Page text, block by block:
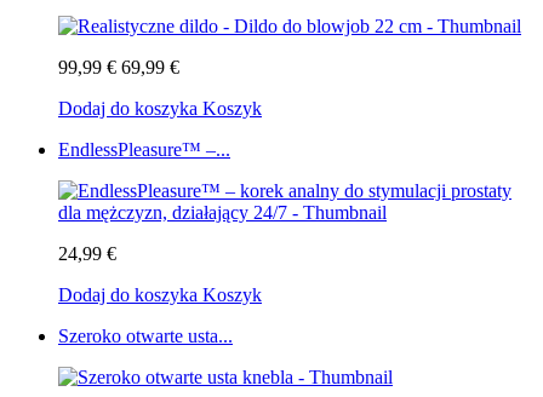
99,99 € 69,99 €
Dodaj do koszyka Koszyk
EndlessPleasure™ –...
24,99 €
Dodaj do koszyka Koszyk
Szeroko otwarte usta...